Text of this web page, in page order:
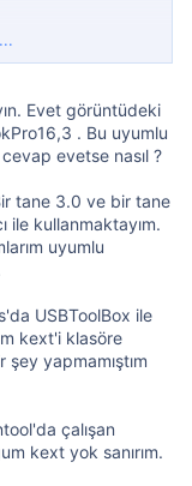
de değişiklikler
Evet görüntüdeki
. Bu uyumlu
evetse nasıl ?
tane 3.0 ve bir tane
ile kullanmaktayım.
uyumlu
USBToolBox ile
kext'i klasöre
yapmamıştım
çalışan
kext yok sanırım.